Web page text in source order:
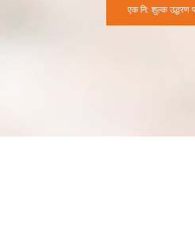
एक नि: शुल्क उद्धरण